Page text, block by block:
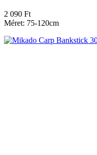
2 090 Ft
Méret: 75-120cm